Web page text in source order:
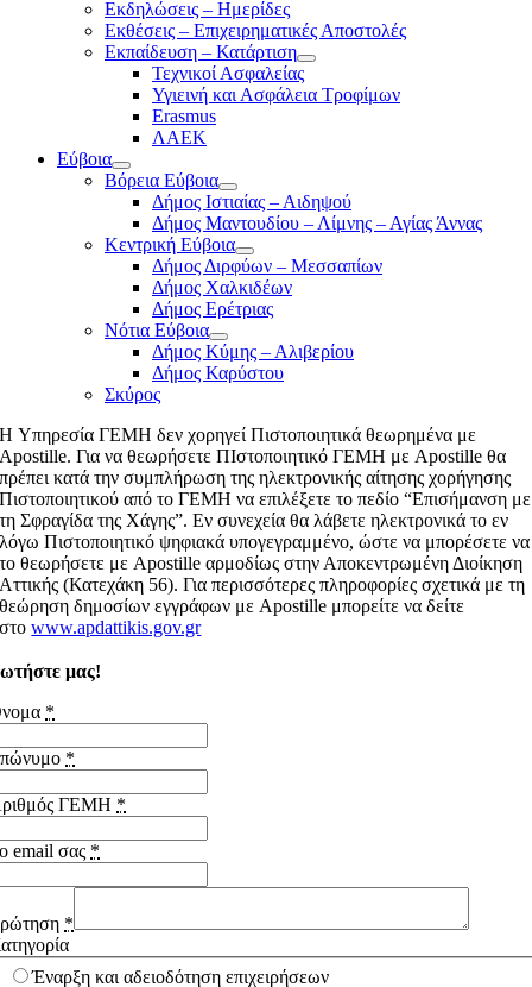
Εκδηλώσεις – Ημερίδες
Εκθέσεις – Επιχειρηματικές Αποστολές
Εκπαίδευση – Κατάρτιση
Τεχνικοί Ασφαλείας
Υγιεινή και Ασφάλεια Τροφίμων
Erasmus
ΛΑΕΚ
Εύβοια
Βόρεια Εύβοια
Δήμος Ιστιαίας – Αιδηψού
Δήμος Μαντουδίου – Λίμνης – Αγίας Άννας
Κεντρική Εύβοια
Δήμος Διρφύων – Μεσσαπίων
Δήμος Χαλκιδέων
Δήμος Ερέτριας
Νότια Εύβοια
Δήμος Κύμης – Αλιβερίου
Δήμος Καρύστου
Σκύρος
H Υπηρεσία ΓΕΜΗ δεν χορηγεί Πιστοποιητικά θεωρημένα με
Apostille. Για να θεωρήσετε ΠΙστοποιητικό ΓΕΜΗ με Apostille θα
πρέπει κατά την συμπλήρωση της ηλεκτρονικής αίτησης χορήγησης
Πιστοποιητικού από το ΓΕΜΗ να επιλέξετε το πεδίο “Επισήμανση με
τη Σφραγίδα της Χάγης”. Εν συνεχεία θα λάβετε ηλεκτρονικά το εν
λόγω Πιστοποιητικό ψηφιακά υπογεγραμμένο, ώστε να μπορέσετε να
το θεωρήσετε με Apostille αρμοδίως στην Αποκεντρωμένη Διοίκηση
Αττικής (Κατεχάκη 56). Για περισσότερες πληροφορίες σχετικά με τη
θεώρηση δημοσίων εγγράφων με Apostille μπορείτε να δείτε
στοwww.apdattikis.gov.gr
μας!
*
*
ΓΕΜΗ *
email σας *
*
Έναρξη και αδειοδότηση επιχειρήσεων